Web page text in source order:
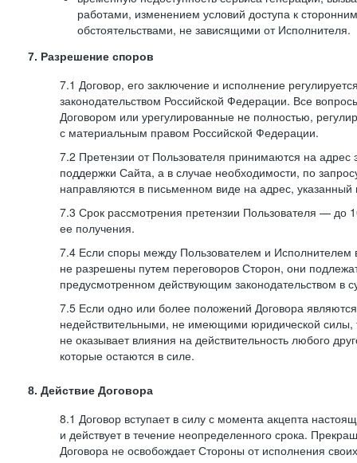
работами, изменением условий доступа к
обстоятельствами, не зависящими от Исполнителя.
7. Разрешение споров
7.1 Договор, его заключение и исполнение
законодательством Российской Федерации. Все
Договором или урегулированные не полностью,
с материальным правом Российской Федерации.
7.2 Претензии от Пользователя принимаются на
поддержки Сайта, а в случае необходимости, по
направляются в письменном виде на адрес,
7.3 Срок рассмотрения претензии Пользователя — до
ее получения.
7.4 Если споры между Пользователем и Исполнителем
не разрешены путем переговоров Сторон, они
предусмотренном действующим законодательством в
7.5 Если одно или более положений Договора
недействительными, не имеющими юридической силы,
не оказывает влияния на действительность любого
которые остаются в силе.
8. Действие Договора
8.1 Договор вступает в силу с момента акцепта
и действует в течение неопределенного срока.
Договора не освобождает Стороны от исполнения